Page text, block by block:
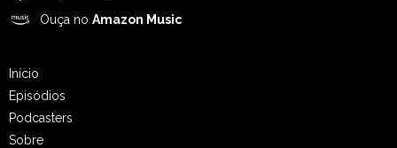
Ouça no Amazon Music
Início
Episódios
Podcasters
Sobre